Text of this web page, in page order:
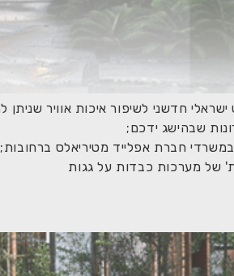
חברת אפלייד מטיריאלס ברחובות;